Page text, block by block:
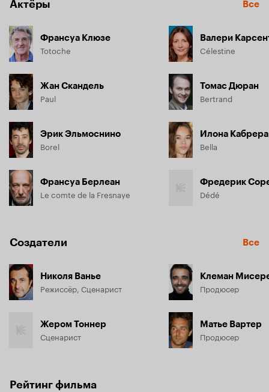
Актёры Все
Франсуа Клюзе
Totoche
Жан Скандель
Paul
Эрик Эльмоснино
Borel
Франсуа Берлеан
Le comte de la Fresnaye
Валери
Célestine
Томас Дюран
Bertrand
Илона Кабрера
Bella
Фредерик
Dédé
Создатели Все
Николя Ванье
Режиссёр, Сценарист
Жером Тоннер
Сценарист
Клеман
Продюсер
Матье Вартер
Продюсер
Рейтинг фильма